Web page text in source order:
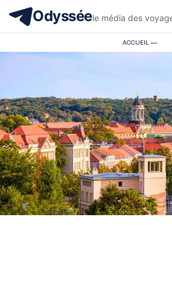
Odysséele média des
ACCUEIL —